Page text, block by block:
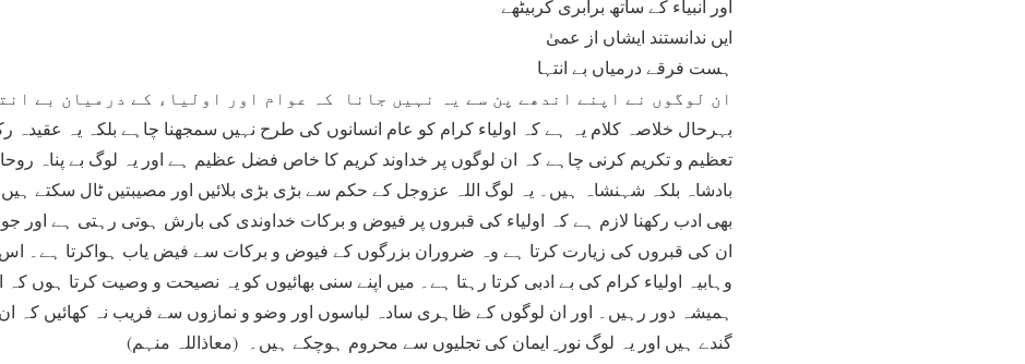
اور انبیاء کے ساتھ برابری کربیٹھے
ایں ندانستند ایشاں از عمیٰ
ہست فرقے درمیاں بے انتہا
ان لوگوں نے اپنے اندھے پن سے یہ نہیں جانا کہ عوام اور اولیاء کے درمیان بے
بہرحال خلاصہ کلام یہ ہے کہ اولیاء کرام کو عام انسانوں کی طرح نہیں سمجھنا چاہے بلکہ یہ عقیدہ
تعظیم و تکریم کرنی چاہے کہ ان لوگوں پر خداوند کریم کا خاص فضل عظیم ہے اور یہ لوگ بے پناہ
بادشاہ بلکہ شہنشاہ ہیں۔ یہ لوگ اللہ عزوجل کے حکم سے بڑی بڑی بلائیں اور مصیبتیں ٹال سکتے
بھی ادب رکھنا لازم ہے کہ اولیاء کی قبروں پر فیوض و برکات خداوندی کی بارش ہوتی رہتی ہے
ان کی قبروں کی زیارت کرتا ہے وہ ضروران بزرگوں کے فیوض و برکات سے فیض یاب ہواکرتا ہے۔ اس
وہابیہ اولیاء کرام کی بے ادبی کرتا رہتا ہے۔ میں اپنے سنی بھائیوں کو یہ نصیحت و وصیت کرتا ہوں
ہمیشہ دور رہیں۔ اور ان لوگوں کے ظاہری سادہ لباسوں اور وضو و نمازوں سے فریب نہ کھائیں کہ
گندے ہیں اور یہ لوگ نور ِ ایمان کی تجلیوں سے محروم ہوچکے ہیں۔ (معاذاللہ منہم)